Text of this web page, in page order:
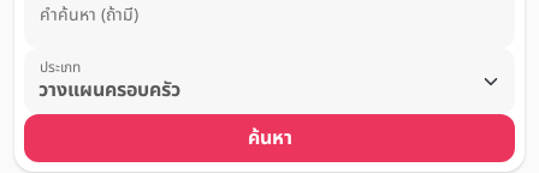
คำค้นหา (ถ้ามี)
ประเภท
ค้นหา